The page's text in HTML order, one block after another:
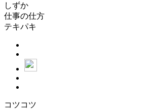
しずか
仕事の仕方
テキパキ
コツコツ